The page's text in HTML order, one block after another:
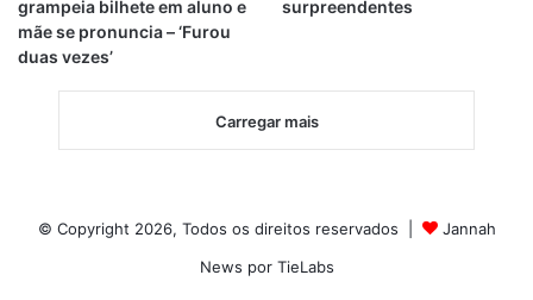
grampeia bilhete em aluno e
mãe se pronuncia – ‘Furou
duas vezes’
surpreendentes
Carregar mais
© Copyright 2026, Todos os direitos reservados |
Jannah
News por TieLabs